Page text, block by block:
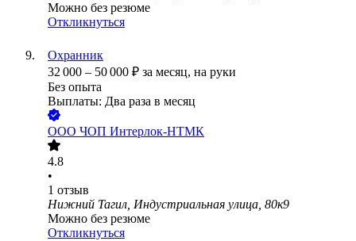
Можно без резюме
Откликнуться
Охранник
32 000 – 50 000 ₽ за месяц, на руки
Без опыта
Выплаты: Два раза в месяц
ООО ЧОП Интерлок-НТМК
4.8
•
1 отзыв
Нижний Тагил, Индустриальная улица, 80к9
Можно без резюме
Откликнуться